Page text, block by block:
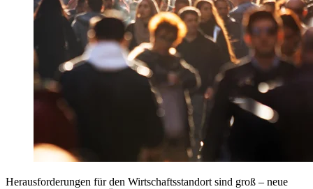
Herausforderungen für den Wirtschaftsstandort sind groß – neue